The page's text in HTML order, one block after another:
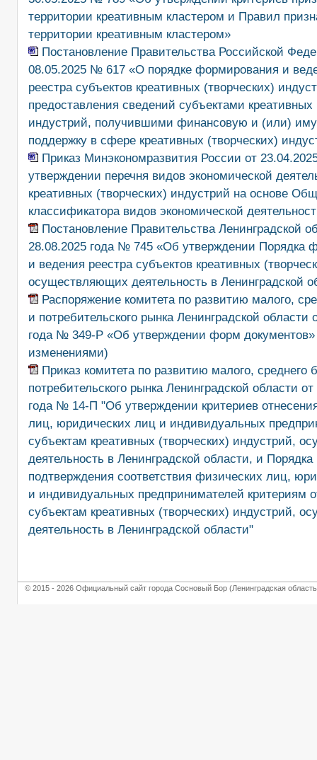
территории креативным кластером и Правил
территории креативным кластером»
Постановление Правительства Российской
08.05.2025 № 617 «О порядке формирования и
реестра субъектов креативных (творческих)
предоставления сведений субъектами креативных
индустрий, получившими финансовую и (или)
поддержку в сфере креативных (творческих)
Приказ Минэкономразвития России от
утверждении перечня видов экономической
креативных (творческих) индустрий на основе
классификатора видов экономической
Постановление Правительства Ленинградской
28.08.2025 года № 745 «Об утверждении Порядка
и ведения реестра субъектов креативных
осуществляющих деятельность в Ленинградской
Распоряжение комитета по развитию малого,
и потребительского рынка Ленинградской области
года № 349-Р «Об утверждении форм документов»
изменениями)
Приказ комитета по развитию малого, среднего
потребительского рынка Ленинградской области
года № 14-П "Об утверждении критериев
лиц, юридических лиц и индивидуальных
субъектам креативных (творческих) индустрий,
деятельность в Ленинградской области, и Порядка
подтверждения соответствия физических лиц,
и индивидуальных предпринимателей критериям
субъектам креативных (творческих) индустрий,
деятельность в Ленинградской области"
© 2015 - 2026 Официальный сайт города Сосновый Бор (Ленинградская